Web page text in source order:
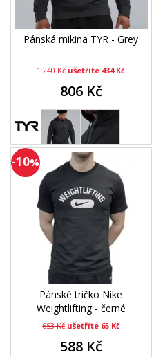
Pánská mikina TYR - Grey
1 240 Kč ušetříte 434 Kč
806 Kč
-10%
Pánské tričko Nike
Weightlifting - černé
653 Kč ušetříte 65 Kč
588 Kč